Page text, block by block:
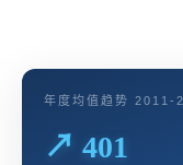
年度均值趋势 2011-
↗ 401